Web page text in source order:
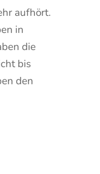
aufhört.
in
die
bis
den